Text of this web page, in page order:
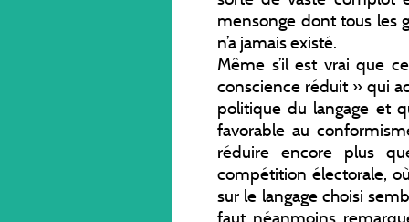
mensonge dont tous les
n’a jamais existé.
Même s’il est vrai que
conscience réduit » qui
politique du langage et
favorable au
réduire encore plus
compétition électorale,
sur le langage choisi
faut néanmoins